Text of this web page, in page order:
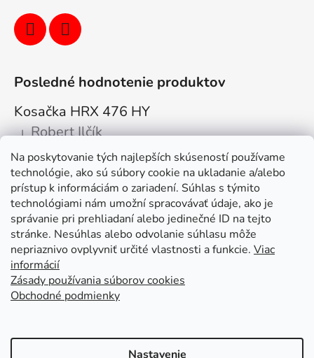
Na poskytovanie tých najlepších skúseností používame
technológie, ako sú súbory cookie na ukladanie a/alebo
prístup k informáciám o zariadení. Súhlas s týmito
technológiami nám umožní spracovávať údaje, ako je
správanie pri prehliadaní alebo jedinečné ID na tejto
stránke. Nesúhlas alebo odvolanie súhlasu môže
nepriaznivo ovplyvniť určité vlastnosti a funkcie. Viac
informácií
Zásady používania súborov cookies
Obchodné podmienky
Nastavenie
Posledné hodnotenie produktov
Kosačka HRX 476 HY
Hodnotenie produktu je 5 z 5 hviezdičiek.
| Robert Ilčík
Super. Odporúčam
Facebook
Kolex, s.r.o. - webstránka
Honda Linked In Youtube KOLEX